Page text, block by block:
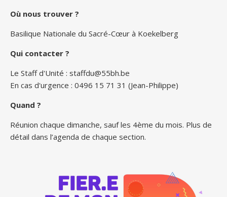
Où nous trouver ?
Basilique Nationale du Sacré-Cœur à Koekelberg
Qui contacter ?
Le Staff d'Unité : staffdu@55bh.be
En cas d'urgence : 0496 15 71 31 (Jean-Philippe)
Quand ?
Réunion chaque dimanche, sauf les 4ème du mois. Plus de
détail dans l’agenda de chaque section.